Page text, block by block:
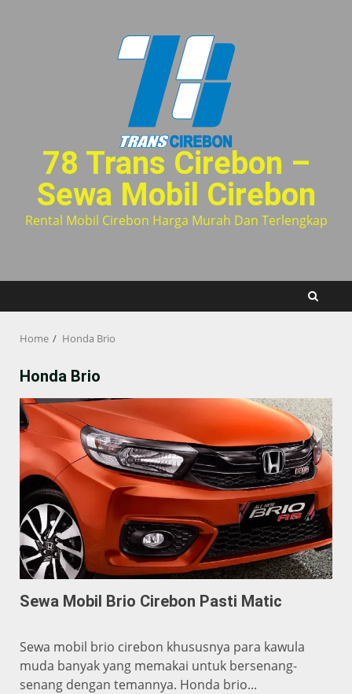
78 Trans Cirebon –
Sewa Mobil Cirebon
Rental Mobil Cirebon Harga Murah Dan Terlengkap
Home Honda Brio
Honda Brio
Sewa Mobil Brio Cirebon Pasti Matic
Sewa mobil brio cirebon khususnya para kawula
muda banyak yang memakai untuk bersenang-
senang dengan temannya. Honda brio...